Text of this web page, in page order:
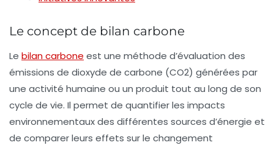
Le concept de bilan carbone
Le bilan carbone est une méthode d’évaluation des
émissions de dioxyde de carbone (CO2) générées par
une activité humaine ou un produit tout au long de son
cycle de vie. Il permet de quantifier les impacts
environnementaux des différentes sources d’énergie et
de comparer leurs effets sur le changement